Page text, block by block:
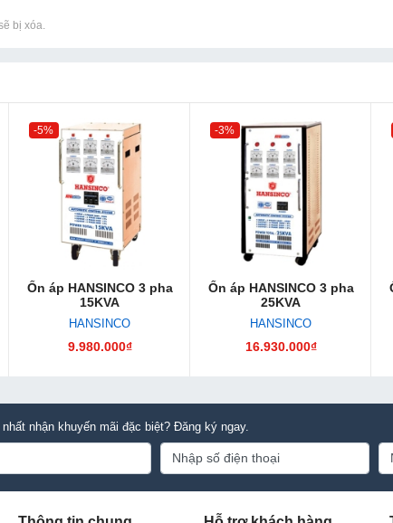
bị xóa.
-5%
Ổn áp HANSINCO 3 pha
15KVA
HANSINCO
9.980.000₫
-3%
Ổn áp HANSINCO 3 pha
25KVA
HANSINCO
16.930.000₫
nhận khuyến mãi đặc biệt? Đăng ký ngay.